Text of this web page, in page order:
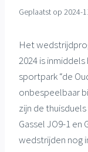
Geplaatst op 2024-
Het
2024 is
sportpark “de
onbespeelbaar
zijn de thuisduels
Gassel JO9-1 en
wedstrijden nog